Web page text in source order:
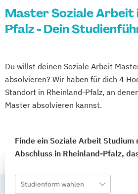
Master Soziale Arbeit
Pfalz - Dein
Du willst deinen Soziale Arbeit
absolvieren? Wir haben für dich 4
Standort in Rheinland-Pfalz, an
Master absolvieren kannst.
Finde ein Soziale Arbeit Studium
Abschluss in Rheinland-Pfalz,
Studienform wählen